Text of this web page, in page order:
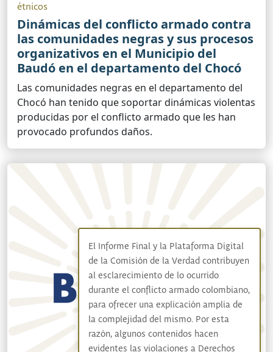
étnicos
Dinámicas del conflicto armado contra
las comunidades negras y sus procesos
organizativos en el Municipio del
Baudó en el departamento del Chocó
Las comunidades negras en el departamento del
Chocó han tenido que soportar dinámicas violentas
producidas por el conflicto armado que les han
provocado profundos daños.
El Informe Final y la Plataforma Digital
de la Comisión de la Verdad contribuyen
al esclarecimiento de lo ocurrido
durante el conflicto armado colombiano,
para ofrecer una explicación amplia de
la complejidad del mismo. Por esta
razón, algunos contenidos hacen
evidentes las violaciones a Derechos